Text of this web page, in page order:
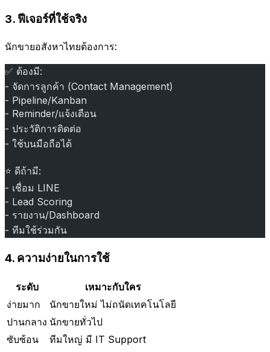
3. ฟีเจอร์ที่ใช้จริง
นักขายอสังหาไทยต้องการ:
✅ ต้องมี:
- จัดการลูกค้า (Contact Management)
- Pipeline/Kanban
- Reminder/แจ้งเตือน
- ประวัติการติดต่อ
- ใช้บนมือถือได้
⭐ ดีถ้ามี:
- เชื่อม LINE
- Lead Scoring
- รายงาน/Dashboard
- ทีมใช้ร่วมกัน
4. ความง่ายในการใช้
ระดับ
เหมาะกับใคร
ง่ายมาก
นักขายใหม่ ไม่ถนัดเทคโนโลยี
ปานกลาง นักขายทั่วไป
ซับซ้อน
ทีมใหญ่ มี IT Support